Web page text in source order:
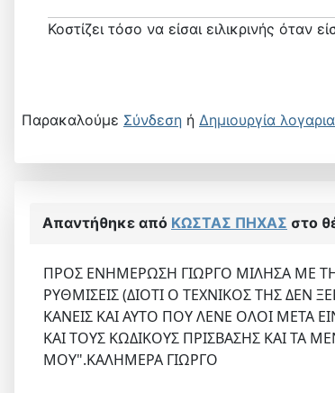
Κοστίζει τόσο να είσαι ειλικρινής όταν
Παρακαλούμε Σύνδεση ή Δημιουργία
Απαντήθηκε από ΚΩΣΤΑΣ ΠΗΧΑΣ στο
ΠΡΟΣ ΕΝΗΜΕΡΩΣΗ ΓΙΩΡΓΟ ΜΙΛΗΣΑ ΜΕ
ΡΥΘΜΙΣΕΙΣ (ΔΙΟΤΙ Ο ΤΕΧΝΙΚΟΣ ΤΗΣ ΔΕΝ
ΚΑΝΕΙΣ ΚΑΙ ΑΥΤΟ ΠΟΥ ΛΕΝΕ ΟΛΟΙ ΜΕΤΑ
ΚΑΙ ΤΟΥΣ ΚΩΔΙΚΟΥΣ ΠΡΙΣΒΑΣΗΣ ΚΑΙ ΤΑ
ΜΟΥ".ΚΑΛΗΜΕΡΑ ΓΙΩΡΓΟ